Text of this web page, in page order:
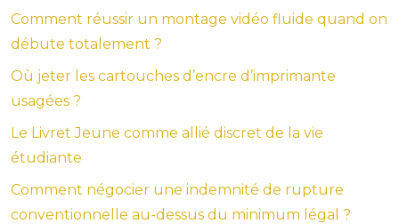
Comment réussir un montage vidéo fluide quand on
débute totalement ?
Où jeter les cartouches d’encre d’imprimante
usagées ?
Le Livret Jeune comme allié discret de la vie
étudiante
Comment négocier une indemnité de rupture
conventionnelle au-dessus du minimum légal ?